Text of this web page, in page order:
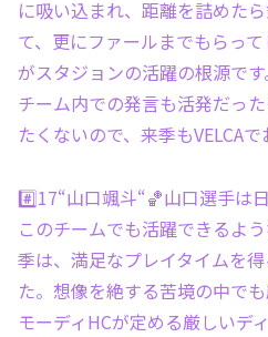
に吸い込まれ、距離を詰めた
て、更にファールまでもらっ
がスタジョンの活躍の根源です
チーム内での発言も活発だっ
たくないので、来季もVELCA
#️⃣17“山口颯斗“🏀山口選手は
このチームでも活躍できるよ
季は、満足なプレイタイムを
た。想像を絶する苦境の中で
モーディHCが定める厳しいデ